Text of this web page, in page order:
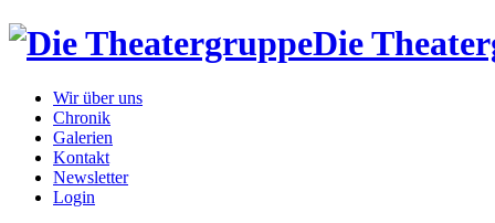
Die
Wir über uns
Chronik
Galerien
Kontakt
Newsletter
Login